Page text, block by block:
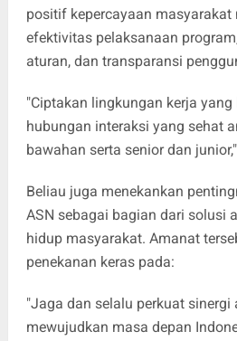
positif kepercayaan
efektivitas pelaksanaan
aturan, dan transparansi
"Ciptakan lingkungan kerja
hubungan interaksi yang sehat
bawahan serta senior dan
Beliau juga menekankan
ASN sebagai bagian dari solusi
hidup masyarakat. Amanat
penekanan keras pada:
"Jaga dan selalu perkuat
mewujudkan masa depan